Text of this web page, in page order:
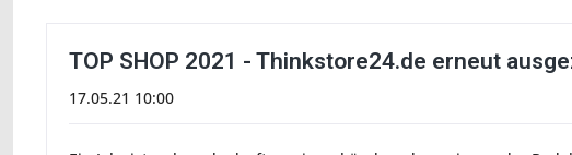
TOP SHOP 2021 - Thinkstore24.de erneut
17.05.21 10:00